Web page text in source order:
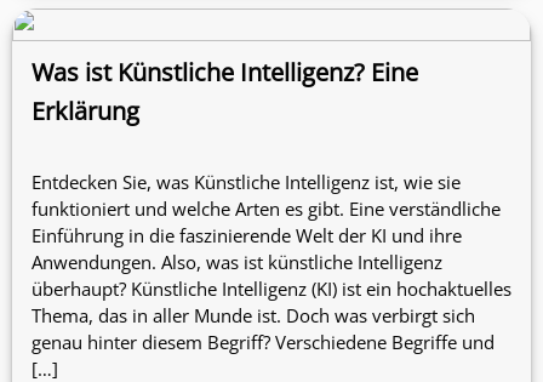
Was ist Künstliche Intelligenz? Eine
Erklärung
Entdecken Sie, was Künstliche Intelligenz ist, wie sie
funktioniert und welche Arten es gibt. Eine verständliche
Einführung in die faszinierende Welt der KI und ihre
Anwendungen. Also, was ist künstliche Intelligenz
überhaupt? Künstliche Intelligenz (KI) ist ein hochaktuelles
Thema, das in aller Munde ist. Doch was verbirgt sich
genau hinter diesem Begriff? Verschiedene Begriffe und
[…]